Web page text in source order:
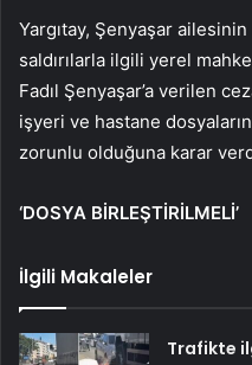
Yargıtay, Şenyaşar
saldırılarla ilgili yerel
Fadıl Şenyaşar’a verilen
işyeri ve hastane
zorunlu olduğuna karar
‘DOSYA BİRLEŞTİRİLMELİ’
İlgili Makaleler
Trafikte